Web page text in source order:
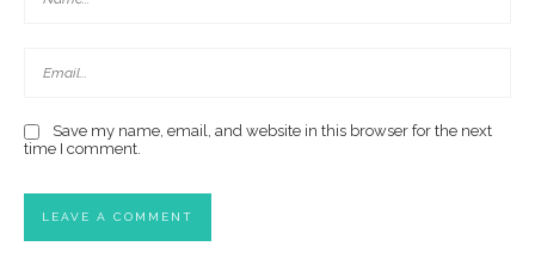
Save my name, email, and website in this browser for the next
time I comment.